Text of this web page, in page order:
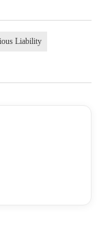
Liability